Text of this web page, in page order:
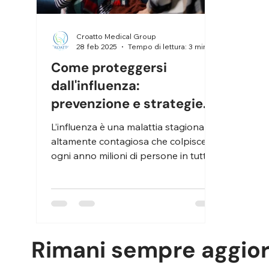
Come proteggersi
dall'influenza:
prevenzione e strategie
efficaci
L’influenza è una malattia stagionale
altamente contagiosa che colpisce
ogni anno milioni di persone in tutto il
Croatto Medical Group
28 feb 2025
Tempo di lettura: 3 min
Rimani sempre